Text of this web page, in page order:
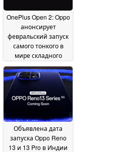
OnePlus Open 2: Oppo
анонсирует
февральский запуск
самого тонкого в
мире складного
смартфона14 January
2025
Объявлена дата
запуска Oppo Reno
13 и 13 Pro в Индии